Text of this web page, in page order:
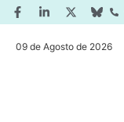
09 de Agosto de 2026